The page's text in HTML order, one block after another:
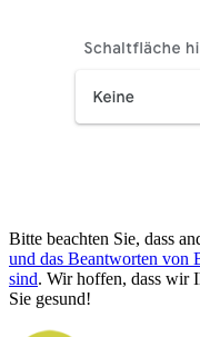
Bitte beachten Sie, dass
und das Beantworten von
sind. Wir hoffen, dass wir
Sie gesund!